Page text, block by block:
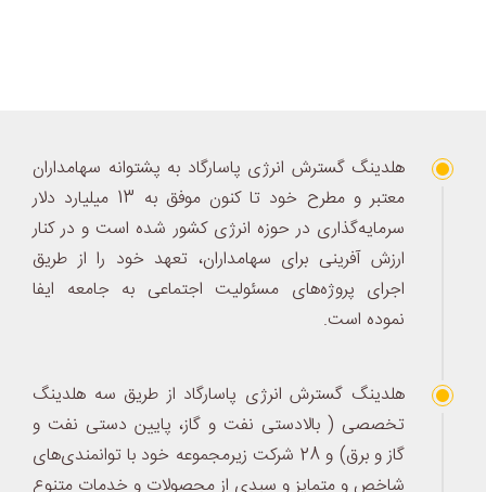
هلدینگ گسترش انرژی پاسارگاد به پشتوانه سهامداران
معتبر و مطرح خود تا کنون موفق به 13 میلیارد دلار
سرمایه‌گذاری در حوزه انرژی کشور شده است و در کنار
ارزش آفرینی برای سهامداران، تعهد خود را از طریق
اجرای پروژه‌های مسئولیت اجتماعی به جامعه ایفا
نموده است.
هلدینگ گسترش انرژی پاسارگاد از طریق سه هلدینگ
تخصصی ( بالادستی نفت و گاز، پایین دستی نفت و
گاز و برق) و 28 شرکت زیرمجموعه خود با توانمندی‌های
شاخص و متمایز و سبدی از محصولات و خدمات متنوع